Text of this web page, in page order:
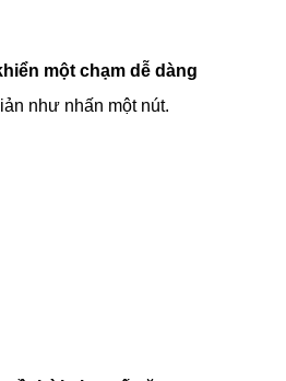
một chạm dễ dàng
như nhấn một nút.